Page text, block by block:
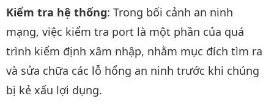
Kiểm tra hệ thống: Trong bối cảnh an ninh
mạng, việc kiểm tra port là một phần của quá
trình kiểm định xâm nhập, nhằm mục đích tìm ra
và sửa chữa các lỗ hổng an ninh trước khi chúng
bị kẻ xấu lợi dụng.